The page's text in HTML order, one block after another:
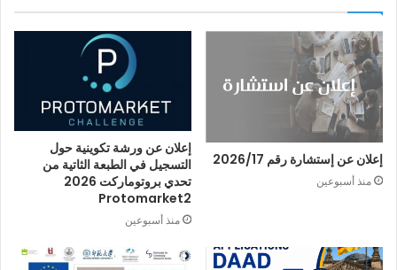
إعلان عن إستشارة رقم 2026/17
منذ أسبوعين
إعلان عن ورشة تكوينية حول
التسجيل في الطبعة الثاتية من
تحدي بروتوماركت 2026
Protomarket2
منذ أسبوعين